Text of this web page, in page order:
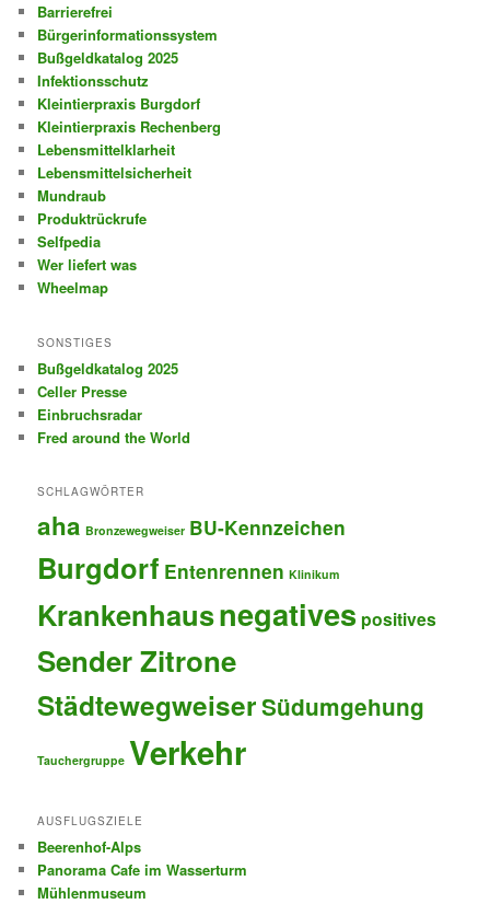
Barrierefrei
Bürgerinformationssystem
Bußgeldkatalog 2025
Infektionsschutz
Kleintierpraxis Burgdorf
Kleintierpraxis Rechenberg
Lebensmittelklarheit
Lebensmittelsicherheit
Mundraub
Produktrückrufe
Selfpedia
Wer liefert was
Wheelmap
SONSTIGES
Bußgeldkatalog 2025
Celler Presse
Einbruchsradar
Fred around the World
SCHLAGWÖRTER
aha Bronzewegweiser BU-Kennzeichen
Burgdorf Entenrennen Klinikum
Krankenhausnegatives positives
Sender Zitrone
StädtewegweiserSüdumgehung
Tauchergruppe Verkehr
AUSFLUGSZIELE
Beerenhof-Alps
Panorama Cafe im Wasserturm
Mühlenmuseum